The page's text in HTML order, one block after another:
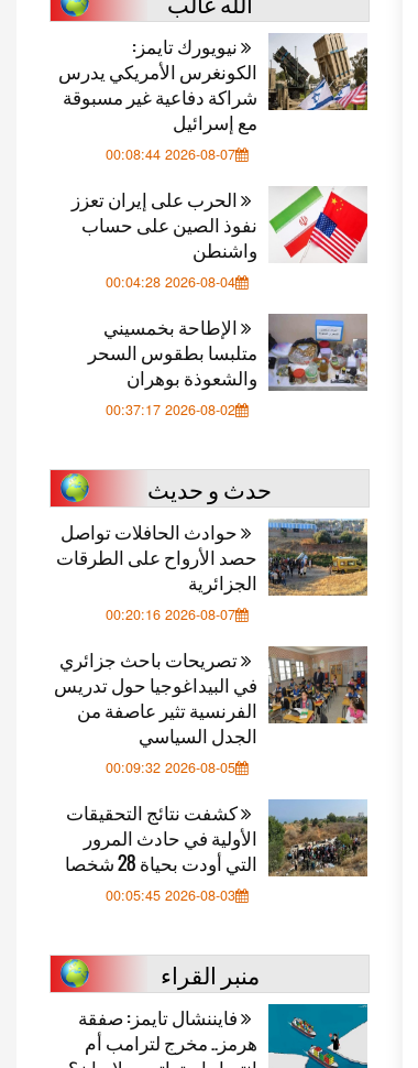
نيويورك تايمز:
الكونغرس الأمريكي يدرس
شراكة دفاعية غير مسبوقة
مع إسرائيل
2026-08-07 00:08:44
الحرب على إيران تعزز
نفوذ الصين على حساب
واشنطن
2026-08-04 00:04:28
الإطاحة بخمسيني
متلبسا بطقوس السحر
والشعوذة بوهران
2026-08-02 00:37:17
حدث و حديث
حوادث الحافلات تواصل
حصد الأرواح على الطرقات
الجزائرية
2026-08-07 00:20:16
تصريحات باحث جزائري
في البيداغوجيا حول تدريس
الفرنسية تثير عاصفة من
الجدل السياسي
2026-08-05 00:09:32
كشفت نتائج التحقيقات
الأولية في حادث المرور
التي أودت بحياة 28 شخصا
2026-08-03 00:05:45
منبر القراء
فايننشال تايمز: صفقة
هرمز.. مخرج لترامب أم